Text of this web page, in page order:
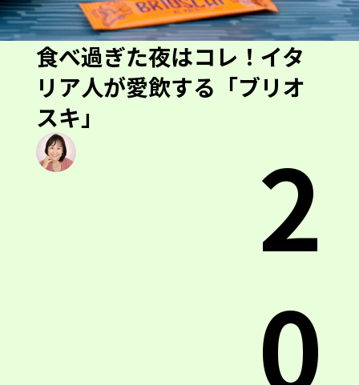
食べ過ぎた夜はコレ！イタ
リア人が愛飲する「ブリオ
スキ」
2
0